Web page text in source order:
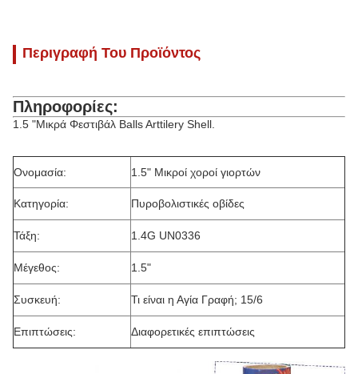
Περιγραφή Του Προϊόντος
Πληροφορίες:
1.5 "Μικρά Φεστιβάλ Balls Arttilery Shell.
Ονομασία: 1.5" Μικροί χοροί γιορτών
Κατηγορία: Πυροβολιστικές οβίδες
Τάξη: 1.4G UN0336
Μέγεθος: 1.5"
Συσκευή: Τι είναι η Αγία Γραφή; 15/6
Επιπτώσεις: Διαφορετικές επιπτώσεις